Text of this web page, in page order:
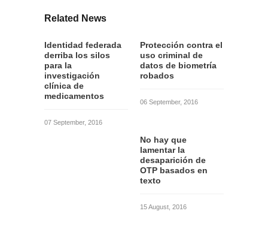
Related News
Identidad federada
derriba los silos
para la
investigación
clínica de
medicamentos
07 September, 2016
Protección contra el
uso criminal de
datos de biometría
robados
06 September, 2016
No hay que
lamentar la
desaparición de
OTP basados en
texto
15 August, 2016